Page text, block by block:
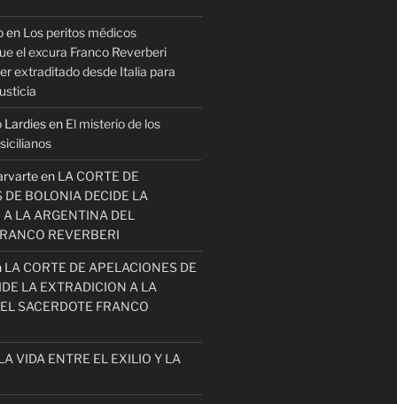
en Los peritos médicos
el excura Franco Reverberi
extraditado desde Italia para
Lardiesen El misterio de los
en LA CORTE DE
DE BOLONIA DECIDE LA
LA ARGENTINA DEL
REVERBERI
LA CORTE DE APELACIONES DE
LA EXTRADICION A LA
SACERDOTE FRANCO
VIDA ENTRE EL EXILIO Y LA